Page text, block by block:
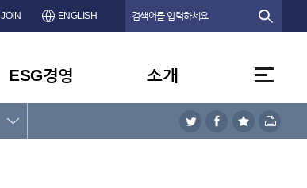
JOIN ENGLISH
ESG경영 소개